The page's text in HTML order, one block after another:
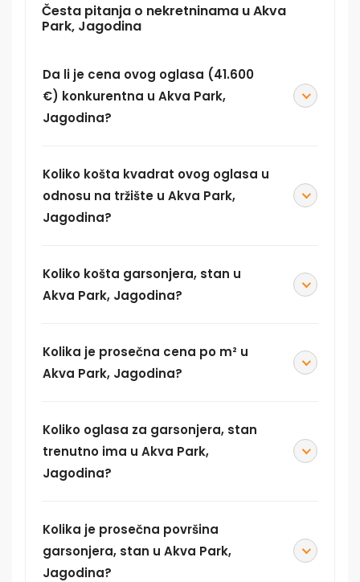
Česta pitanja o nekretninama u Akva
Park, Jagodina
Da li je cena ovog oglasa (41.600
€) konkurentna u Akva Park,
Jagodina?
Koliko košta kvadrat ovog oglasa u
odnosu na tržište u Akva Park,
Jagodina?
Koliko košta garsonjera, stan u
Akva Park, Jagodina?
Kolika je prosečna cena po m² u
Akva Park, Jagodina?
Koliko oglasa za garsonjera, stan
trenutno ima u Akva Park,
Jagodina?
Kolika je prosečna površina
garsonjera, stan u Akva Park,
Jagodina?